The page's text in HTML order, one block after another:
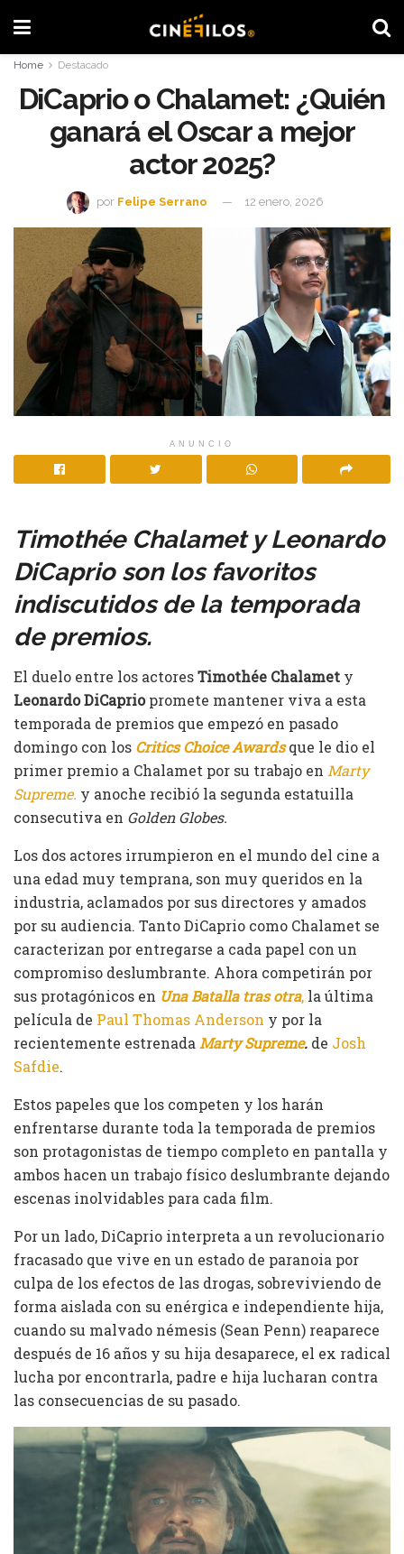
Home Destacado
DiCaprio o Chalamet: ¿Quién
ganará el Oscar a mejor
actor 2025?
por Felipe Serrano 12 enero, 2026
ANUNCIO
Timothée Chalamet y Leonardo
DiCaprio son los favoritos
indiscutidos de la temporada
de premios.
El duelo entre los actoresTimothée Chalamet y
Leonardo DiCapriopromete mantener viva a esta
temporada de premios que empezó en pasado
domingo con los Critics Choice Awardsque le dio el
primer premio a Chalamet por su trabajo en Marty
Supreme. y anoche recibió la segunda estatuilla
consecutiva en Golden Globes.
Los dos actores irrumpieron en el mundo del cine a
una edad muy temprana, son muy queridos en la
industria, aclamados por sus directores y amados
por su audiencia. Tanto DiCaprio como Chalamet se
caracterizan por entregarse a cada papel con un
compromiso deslumbrante. Ahora competirán por
sus protagónicos en Una Batalla tras otra, la última
película de Paul Thomas Anderson y por la
recientemente estrenada Marty Supreme. de Josh
Safdie.
Estos papeles que los competen y los harán
enfrentarse durante toda la temporada de premios
son protagonistas de tiempo completo en pantalla y
ambos hacen un trabajo físico deslumbrante dejando
escenas inolvidables para cada film.
Por un lado, DiCaprio interpreta a un revolucionario
fracasado que vive en un estado de paranoia por
culpa de los efectos de las drogas, sobreviviendo de
forma aislada con su enérgica e independiente hija,
cuando su malvado némesis (Sean Penn) reaparece
después de 16 años y su hija desaparece, el ex radical
lucha por encontrarla, padre e hija lucharan contra
las consecuencias de su pasado.